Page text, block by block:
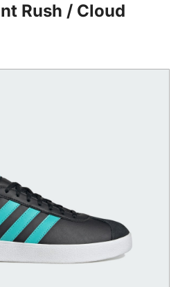
Rush / Cloud